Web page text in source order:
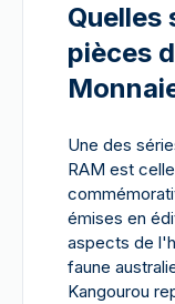
Quelles
pièces
Une des
RAM est
émises en
aspects de
faune
Kangourou